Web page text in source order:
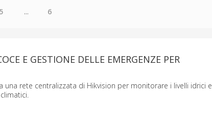
5 ... 6
E GESTIONE DELLE EMERGENZE PER
una rete centralizzata di Hikvision per monitorare i livelli idrici e